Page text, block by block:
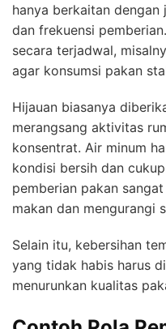
hanya berkaitan
dan frekuensi
secara terjadwal,
agar konsumsi pakan
Hijauan biasanya
merangsang aktivitas
konsentrat. Air minum
kondisi bersih dan
pemberian pakan
makan dan mengurangi
Selain itu, kebersihan
yang tidak habis harus
menurunkan kualitas